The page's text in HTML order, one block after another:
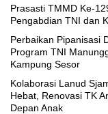
Prasasti TMMD Ke-
Pengabdian TNI dan
Perbaikan Pipanisasi
Program TNI
Kampung Sesor
Kolaborasi Lanud
Hebat, Renovasi TK
Depan Anak